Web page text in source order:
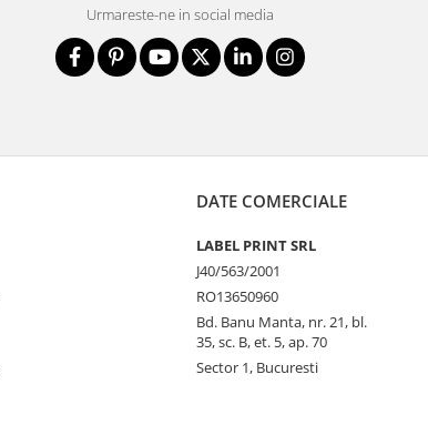
Urmareste-ne in social media
DATE COMERCIALE
LABEL PRINT SRL
J40/563/2001
RO13650960
Bd. Banu Manta, nr. 21, bl.
35, sc. B, et. 5, ap. 70
Sector 1, Bucuresti